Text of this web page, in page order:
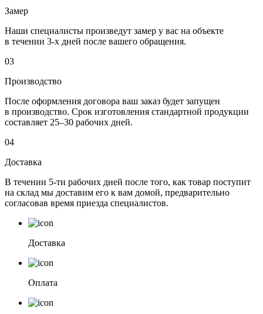
Замер
Наши специалисты произведут замер у вас на объекте
в течении 3-х дней после вашего обращения.
03
Производство
После оформления договора ваш заказ будет запущен
в производство. Срок изготовления стандартной продукции
составляет 25–30 рабочих дней.
04
Доставка
В течении 5-ти рабочих дней после того, как товар поступит
на склад мы доставим его к вам домой, предварительно
согласовав время приезда специалистов.
Доставка
Оплата